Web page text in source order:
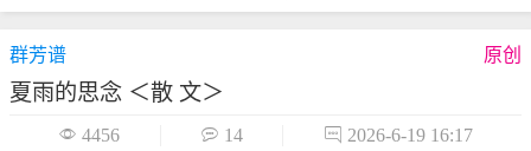
群芳谱 原创
夏雨的思念 ＜散 文＞
 4456  14  2026-6-19 16:17